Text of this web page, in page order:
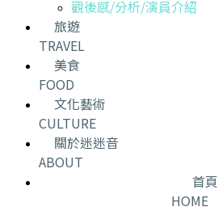
觀後感/分析/演員介紹
旅遊
TRAVEL
美食
FOOD
文化藝術
CULTURE
關於迷迷音
ABOUT
首頁
HOME